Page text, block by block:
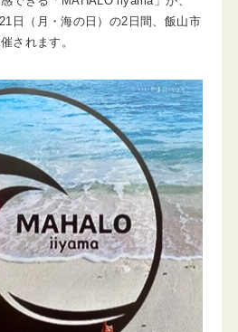
日（月・海の日）の2日間、飯山市
されます。